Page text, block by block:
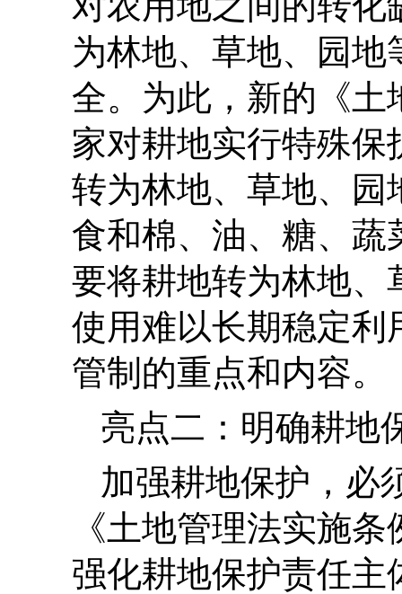
为林地、草地、园
全。为此，新的《
家对耕地实行特殊
转为林地、草地、园
食和棉、油、糖、
要将耕地转为林地、
使用难以长期稳定利
管制的重点和内容。
亮点二：明确耕地
加强耕地保护，必
《土地管理法实施
强化耕地保护责任